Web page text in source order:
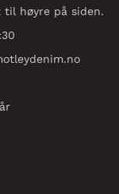
høyre på siden.